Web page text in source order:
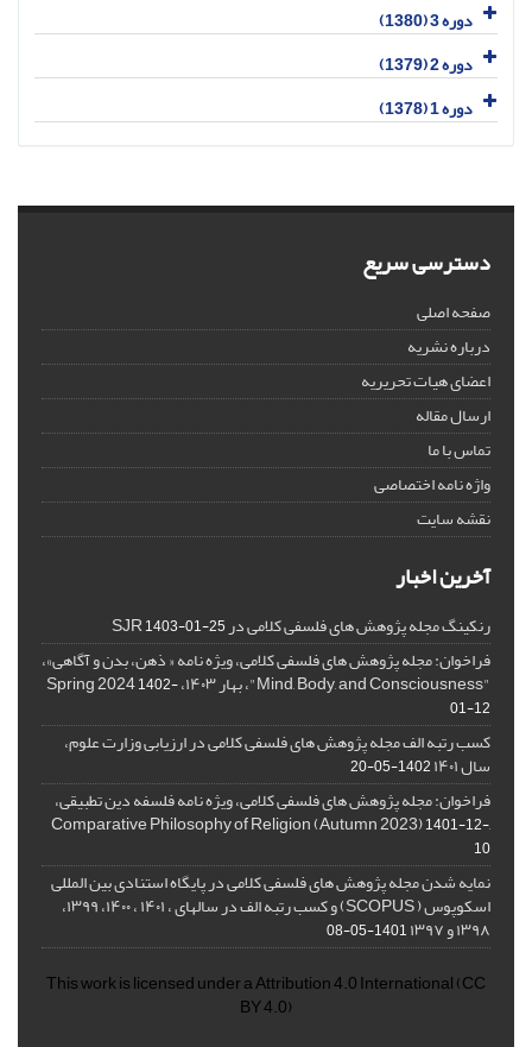
دوره 3 (1380)
دوره 2 (1379)
دوره 1 (1378)
دسترسی سریع
صفحه اصلی
درباره نشریه
اعضای هیات تحریریه
ارسال مقاله
تماس با ما
واژه نامه اختصاصی
نقشه سایت
آخرین اخبار
رنکینگ مجله پژوهش های فلسفی کلامی در SJR1403-01-25
فراخوان: مجله پژوهش های فلسفی کلامی، ویژه نامه « ذهن، بدن و آگاهی»،
"Mind, Body, and Consciousness"، بهار ۱۴۰۳، Spring 2024
1402-
01-12
کسب رتبه الف مجله پژوهش های فلسفی کلامی در ارزیابی وزارت علوم،
سال ۱۴۰۱ 1402-05-20
فراخوان: مجله پژوهش های فلسفی کلامی، ویژه نامه فلسفه دین تطبیقی،
,Comparative Philosophy of Religion (Autumn 2023)
1401-12-
10
نمایه شدن مجله پژوهش های فلسفی کلامی در پایگاه استنادی بین المللی
اسکوپوس ( SCOPUS) و کسب رتبه الف در سالهای ، ۱۴۰۱ ، ۱۴۰۰، ۱۳۹۹،
۱۳۹۸ و ۱۳۹۷ 1401-05-08
This work is licensed under aAttribution 4.0 International(CC
BY 4.0)